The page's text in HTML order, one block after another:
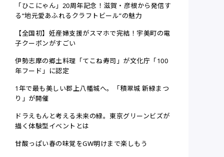
「ひこにゃん」20周年記念！滋賀・彦根から発信す
る“地元愛あふれるクラフトビール”の魅力
【全国初】妊産婦支援がスマホで完結！宇美町の電
子クーポンがすごい
伊勢志摩の郷土料理「てこね寿司」が文化庁「100
年フード」に認定
1年で最も美しい郡上八幡城へ。「積翠城 新緑まつ
り」が開催
ドラえもんと考える未来の緑。東京グリーンビズが
描く体験型イベントとは
甘酸っぱい春の味覚をGW明けまで楽しもう